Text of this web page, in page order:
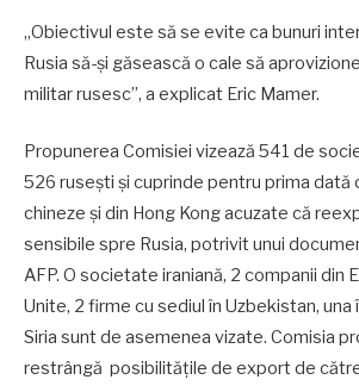
„Obiectivul este să se evite ca bunuri
Rusia să-şi găsească o cale să
militar rusesc”, a explicat Eric Mamer.
Propunerea Comisiei vizează 541 de
526 ruseşti şi cuprinde pentru prima dată
chineze şi din Hong Kong acuzate că
sensibile spre Rusia, potrivit unui
AFP. O societate iraniană, 2 companii din
Unite, 2 firme cu sediul în Uzbekistan, una
Siria sunt de asemenea vizate. Comisia
restrângă posibilităţile de export de